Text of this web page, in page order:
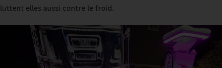
luttent elles aussi contre le froid.